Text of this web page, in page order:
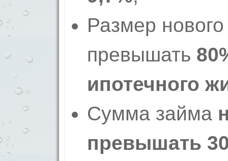
Размер
превышать
ипотечного
Сумма займа
превышать